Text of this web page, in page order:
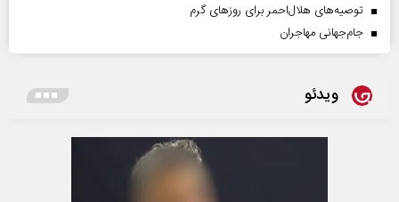
توصیه‌های هلال‌احمر برای روز‌های گرم
جام‌جهانی مهاجران
ویدئو